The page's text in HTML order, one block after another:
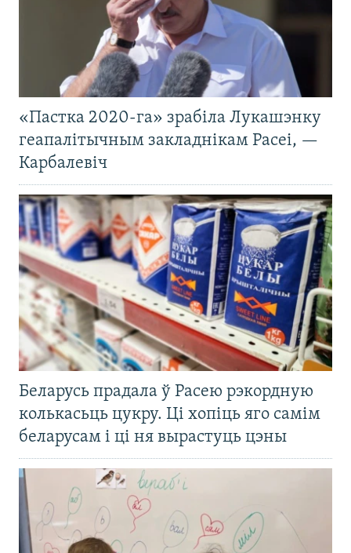
«Пастка 2020-га» зрабіла Лукашэнку
геапалітычным закладнікам Расеі, —
Карбалевіч
Беларусь прадала ў Расею рэкордную
колькасьць цукру. Ці хопіць яго самім
беларусам і ці ня вырастуць цэны